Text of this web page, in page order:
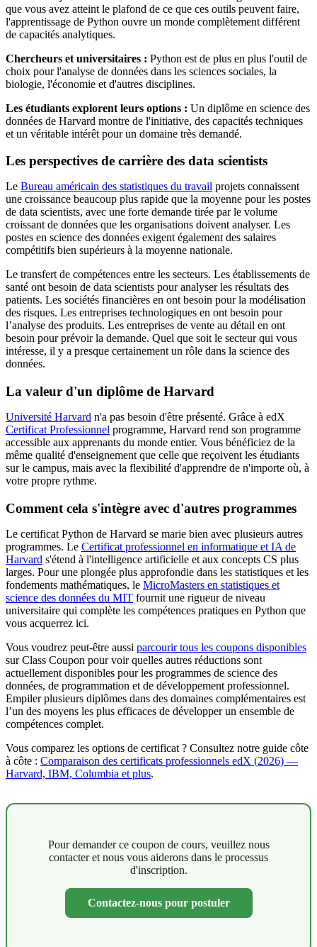
que vous avez atteint le plafond de ce que ces outils peuvent faire,
l'apprentissage de Python ouvre un monde complètement différent
de capacités analytiques.
Chercheurs et universitaires : Python est de plus en plus l'outil de
choix pour l'analyse de données dans les sciences sociales, la
biologie, l'économie et d'autres disciplines.
Les étudiants explorent leurs options : Un diplôme en science des
données de Harvard montre de l'initiative, des capacités techniques
et un véritable intérêt pour un domaine très demandé.
Les perspectives de carrière des data scientists
Le Bureau américain des statistiques du travail projets connaissent
une croissance beaucoup plus rapide que la moyenne pour les postes
de data scientists, avec une forte demande tirée par le volume
croissant de données que les organisations doivent analyser. Les
postes en science des données exigent également des salaires
compétitifs bien supérieurs à la moyenne nationale.
Le transfert de compétences entre les secteurs. Les établissements de
santé ont besoin de data scientists pour analyser les résultats des
patients. Les sociétés financières en ont besoin pour la modélisation
des risques. Les entreprises technologiques en ont besoin pour
l’analyse des produits. Les entreprises de vente au détail en ont
besoin pour prévoir la demande. Quel que soit le secteur qui vous
intéresse, il y a presque certainement un rôle dans la science des
données.
La valeur d'un diplôme de Harvard
Université Harvard n'a pas besoin d'être présenté. Grâce à edX
Certificat Professionnel programme, Harvard rend son programme
accessible aux apprenants du monde entier. Vous bénéficiez de la
même qualité d'enseignement que celle que reçoivent les étudiants
sur le campus, mais avec la flexibilité d'apprendre de n'importe où, à
votre propre rythme.
Comment cela s'intègre avec d'autres programmes
Le certificat Python de Harvard se marie bien avec plusieurs autres
programmes. Le Certificat professionnel en informatique et IA de
Harvard s'étend à l'intelligence artificielle et aux concepts CS plus
larges. Pour une plongée plus approfondie dans les statistiques et les
fondements mathématiques, le MicroMasters en statistiques et
science des données du MIT fournit une rigueur de niveau
universitaire qui complète les compétences pratiques en Python que
vous acquerrez ici.
Vous voudrez peut-être aussi parcourir tous les coupons disponibles
sur Class Coupon pour voir quelles autres réductions sont
actuellement disponibles pour les programmes de science des
données, de programmation et de développement professionnel.
Empiler plusieurs diplômes dans des domaines complémentaires est
l’un des moyens les plus efficaces de développer un ensemble de
compétences complet.
Vous comparez les options de certificat ? Consultez notre guide côte
à côte : Comparaison des certificats professionnels edX (2026) —
Harvard, IBM, Columbia et plus.
Pour demander ce coupon de cours, veuillez nous
contacter et nous vous aiderons dans le processus
d'inscription.
Contactez-nous pour postuler